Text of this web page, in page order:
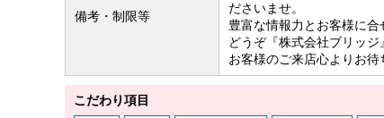
備考・制限等
ださいませ。
豊富な情報力とお客様に合
どうぞ『株式会社ブリッジ
お客様のご来店心よりお待
こだわり項目